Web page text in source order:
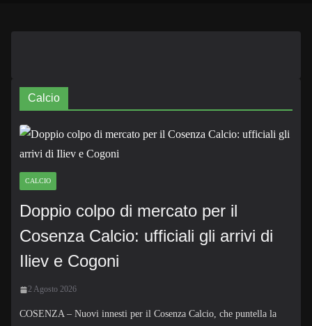
Calcio
CALCIO
Doppio colpo di mercato per il
Cosenza Calcio: ufficiali gli arrivi di
Iliev e Cogoni
2 Agosto 2026
COSENZA – Nuovi innesti per il Cosenza Calcio, che puntella la